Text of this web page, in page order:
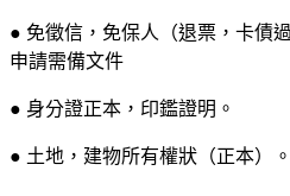
● 免徵信，免保人（退票，卡債
申請需備文件
● 身分證正本，印鑑證明。
● 土地，建物所有權狀（正本）。